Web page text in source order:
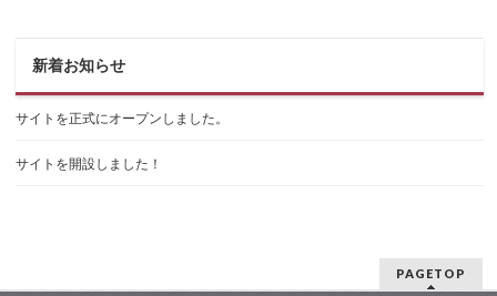
新着お知らせ
サイトを正式にオープンしました。
サイトを開設しました！
PAGETOP